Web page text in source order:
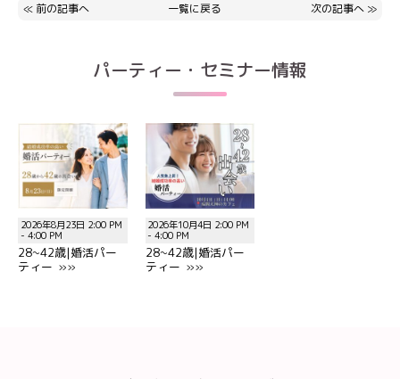
≪ 前の記事へ 一覧に戻る 次の記事へ ≫
パーティー・セミナー情報
2026年8月23日 2:00 PM
- 4:00 PM
28~42歳|婚活パー
ティー »»
2026年10月4日 2:00 PM
- 4:00 PM
28~42歳|婚活パー
ティー »»